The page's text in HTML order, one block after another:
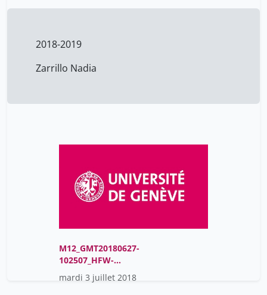
2018-2019
Zarrillo Nadia
M12_GMT20180627-
102507_HFW-
London_gallery_mp4
mardi 3 juillet 2018